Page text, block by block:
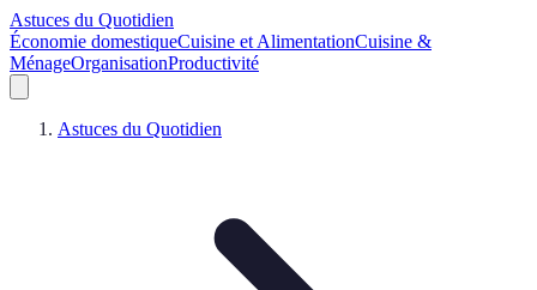
Astuces du Quotidien
Économie domestiqueCuisine et AlimentationCuisine &
MénageOrganisationProductivité
Astuces du Quotidien